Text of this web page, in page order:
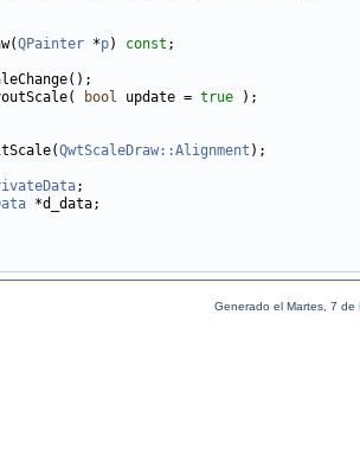
QPainter *p) const
bool update = true
QwtScaleDraw::Alignment
Generado el Martes, 7